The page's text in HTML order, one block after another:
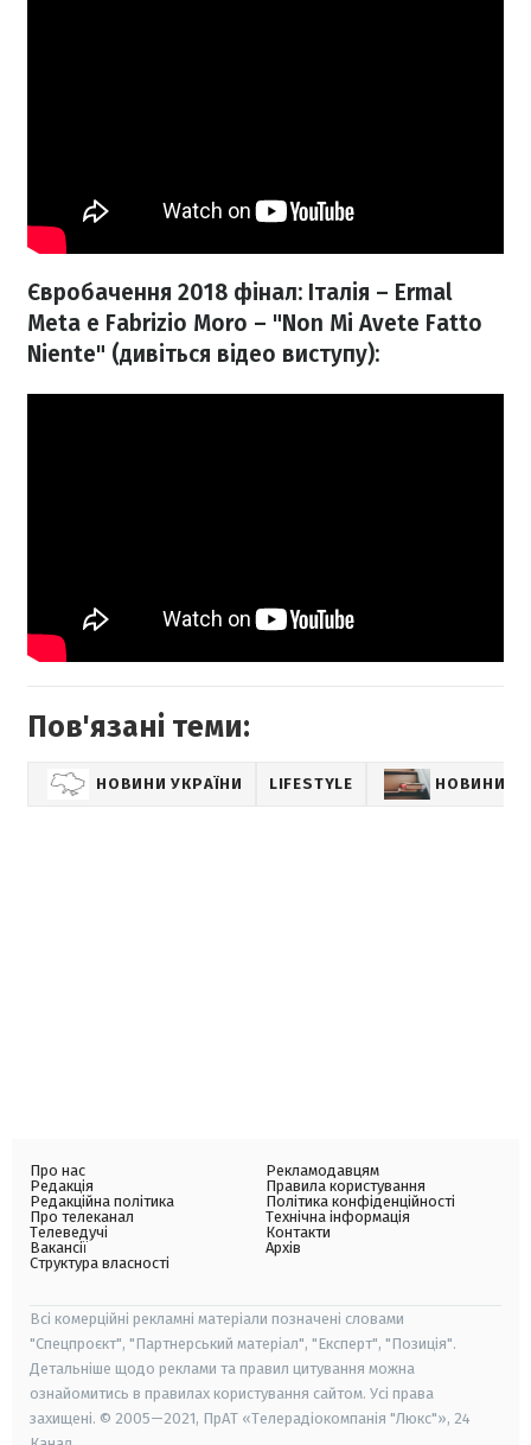
Євробачення 2018 фінал: Італія – Ermal
Meta e Fabrizio Moro – "Non Mi Avete Fatto
Niente" (дивіться відео виступу):
Пов'язані теми:
НОВИНИ УКРАЇНИ LIFESTYLE НОВИНИ
Про нас
Редакція
Редакційна політика
Про телеканал
Телеведучі
Вакансії
Структура власності
Рекламодавцям
Правила користування
Політика конфіденційності
Технічна інформація
Контакти
Архів
Всі комерційні рекламні матеріали позначені словами
"Спецпроєкт", "Партнерський матеріал", "Експерт", "Позиція".
Детальніше щодо реклами та правил цитування можна
ознайомитись в правилах користування сайтом. Усі права
захищені. © 2005—2021, ПрАТ «Телерадіокомпанія "Люкс"», 24